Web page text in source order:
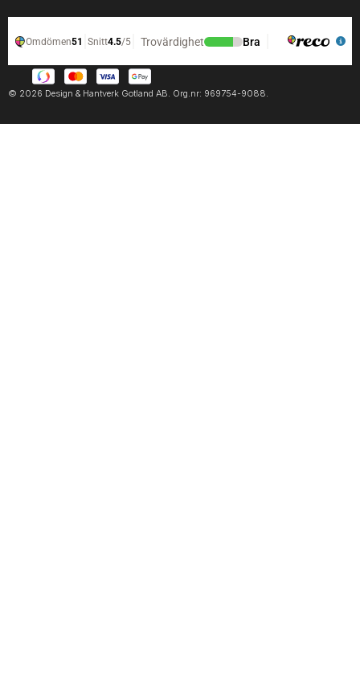
© 2026 Design & Hantverk Gotland AB. Org.nr: 969754-9088.